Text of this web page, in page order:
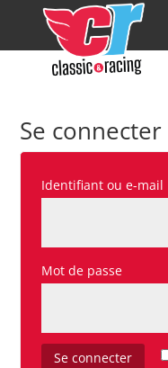
Se connecter
Identifiant ou e-mail
Mot de passe
Se connecter